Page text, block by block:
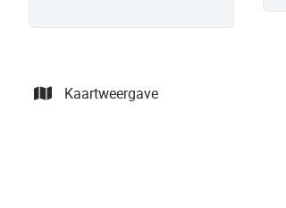
Kaartweergave